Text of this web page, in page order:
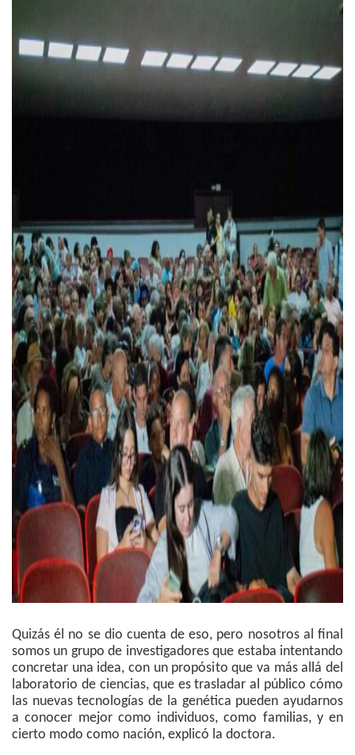
Quizás él no se dio cuenta de eso, pero nosotros al final
somos un grupo de investigadores que estaba intentando
concretar una idea, con un propósito que va más allá del
laboratorio de ciencias, que es trasladar al público cómo
las nuevas tecnologías de la genética pueden ayudarnos
a conocer mejor como individuos, como familias, y en
cierto modo como nación, explicó la doctora.